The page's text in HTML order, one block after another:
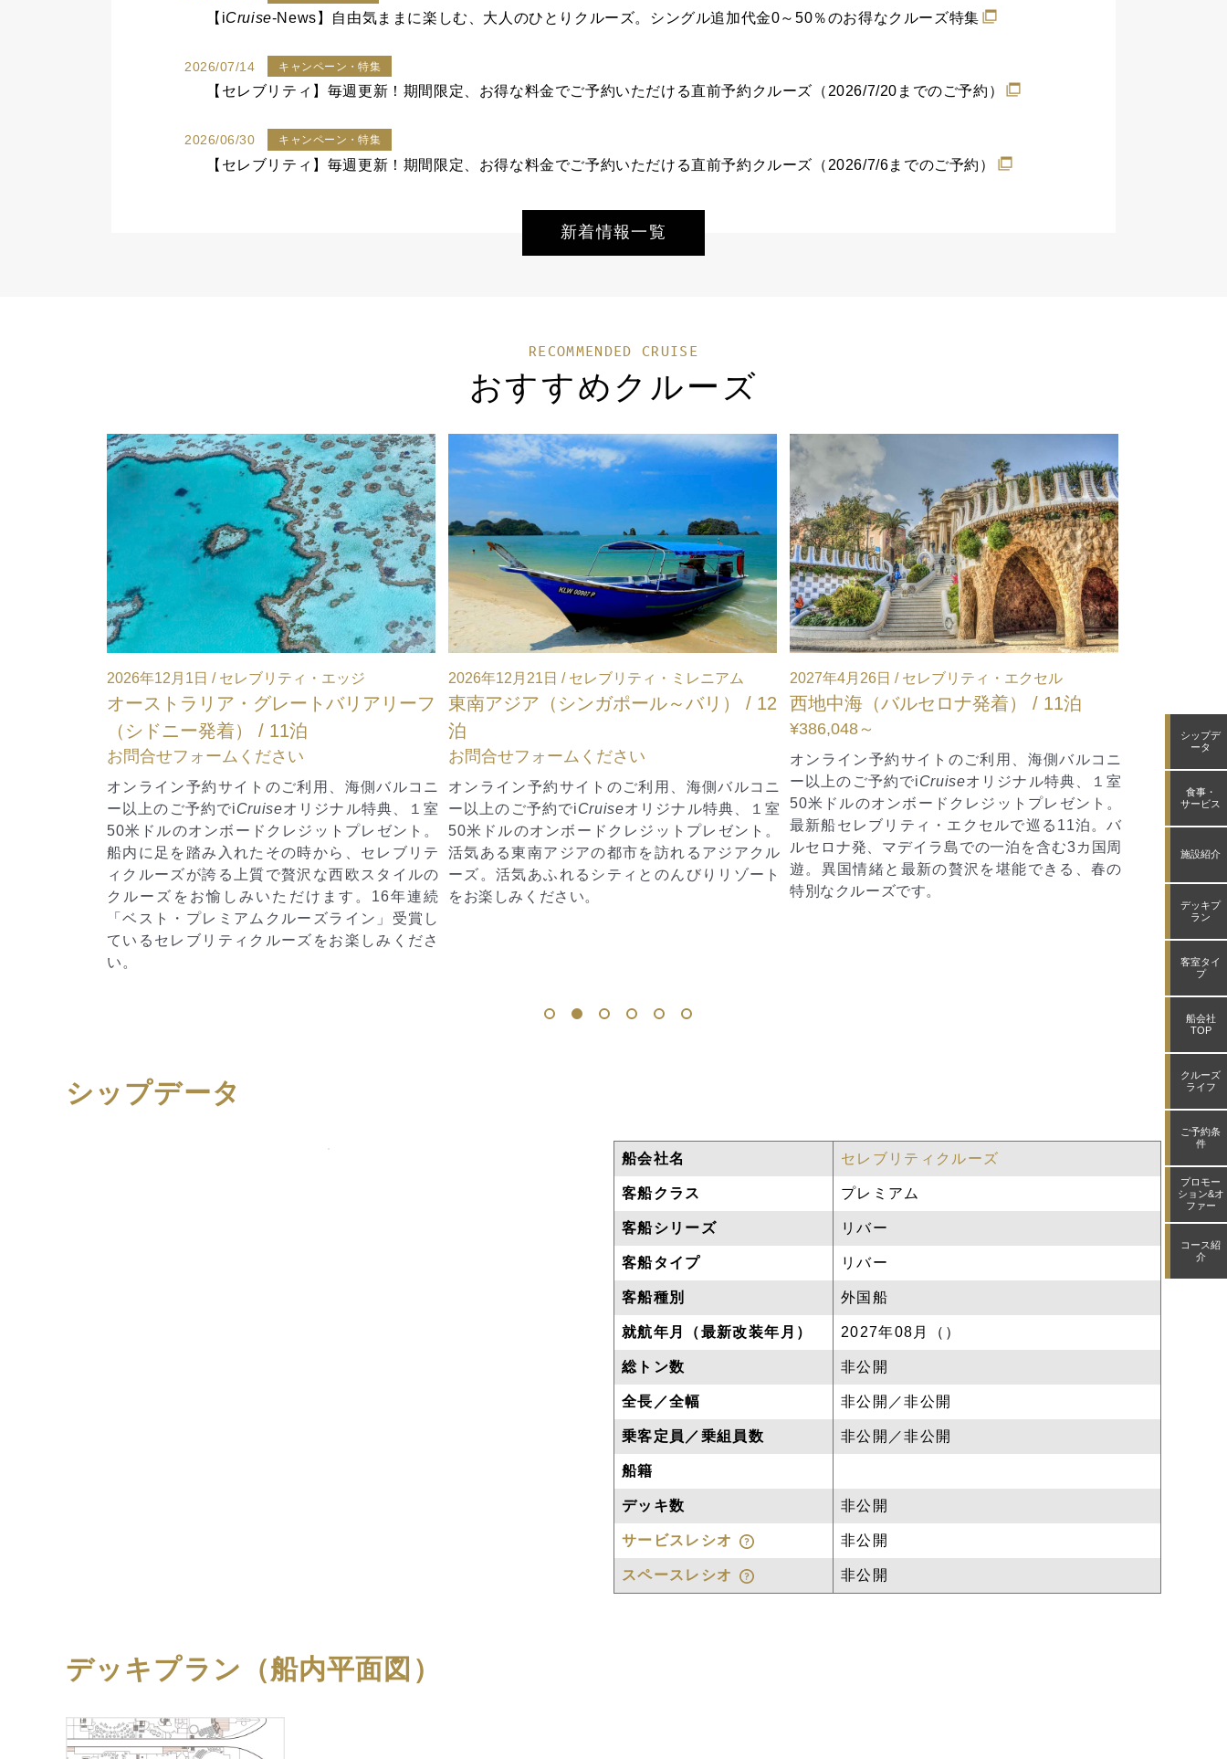
シップデ
ータ
食事・
サービス
施設紹介
デッキプ
ラン
客室タイ
プ
船会社
TOP
クルーズ
ライフ
ご予約条
件
プロモー
ション&オ
ファー
コース紹
介
【 iCruise-News】自由気ままに楽しむ、大人のひとりクルーズ。シングル追加代金0～50％のお得なクルーズ特集
2026/07/14 キャンペーン・特集
【セレブリティ】毎週更新！期間限定、お得な料金でご予約いただける直前予約クルーズ（2026/7/20までのご予約）
2026/06/30 キャンペーン・特集
【セレブリティ】毎週更新！期間限定、お得な料金でご予約いただける直前予約クルーズ（2026/7/6までのご予約）
新着情報一覧
RECOMMENDED CRUISE
おすすめクルーズ
2026年12月21日 / セレブリティ・ミレニアム
東南アジア（シンガポール～バリ） / 12
泊
お問合せフォームください
オンライン予約サイトのご利用、海側バルコニ
ー以上のご予約でiCruiseオリジナル特典、１室
50米ドルのオンボードクレジットプレゼント。
活気ある東南アジアの都市を訪れるアジアクル
ーズ。活気あふれるシティとのんびりリゾート
をお楽しみください。
2027年4月26日 / セレブリティ・エクセル
西地中海（バルセロナ発着） / 11泊
¥386,048～
オンライン予約サイトのご利用、海側バルコニ
ー以上のご予約で Cruise オリジナル特典、１室
50米ドルのオンボードクレジットプレゼント。
最新船セレブリティ・エクセルで巡る11泊。バ
ルセロナ発、マデイラ島での一泊を含む3カ国周
遊。異国情緒と最新の贅沢を堪能できる、春の
特別なクルーズです。
2027年7月26日 / セレブリティ・アセント
西地中海（ローマ発着） / 11泊
お問合せフォームください
オンライン予約サイトのご利用、海側バルコニ
ー以上のご予約でiCruiseオリジナル特典、１室
50米ドルのオンボードクレジットプレゼント。
最新船セレブリティ・アセントで巡る皆既日食
クルーズ11泊。光あふれる海岸線から活気あふ
れる沿岸の町々まで魅力あふれる地中海を尋ね
ます。
お問合せフ
50米ドルの
東京発着で
ィ・ミレニ
しみいただ
ィクルーズ
1 2 3 4 5 6
シップデータ
船会社名 セレブリティクルーズ
客船クラス プレミアム
客船シリーズ リバー
客船タイプ リバー
客船種別 外国船
就航年月（最新改装年月） 2027年08月（）
総トン数 非公開
全長／全幅 非公開／非公開
乗客定員／乗組員数 非公開／非公開
船籍
デッキ数 非公開
サービスレシオ 非公開
スペースレシオ 非公開
デッキプラン（船内平面図）